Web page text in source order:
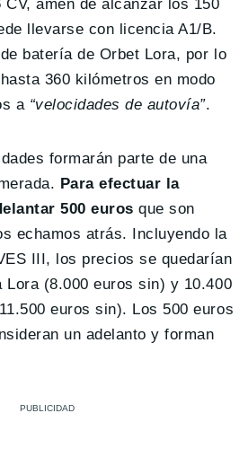
amén de alcanzar los 150
llevarse con licencia A1/B.
batería de Orbet Lora, por lo
360 kilómetros en modo
a “velocidades de autovía”.
formarán parte de una
Para efectuar la
500 euros que son
echamos atrás. Incluyendo la
III, los precios se quedarían
Lora (8.000 euros sin) y 10.400
euros sin). Los 500 euros
un adelanto y forman